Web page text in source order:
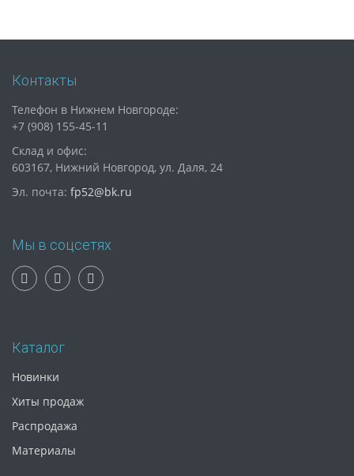
Контакты
Телефон в Нижнем Новгороде:
+7 (908) 155-45-11
Склад и офис:
603167, Нижний Новгород, ул. Даля, 24
Эл. почта: fp52@bk.ru
Мы в соцсетях
Каталог
Новинки
Хиты продаж
Распродажа
Материалы